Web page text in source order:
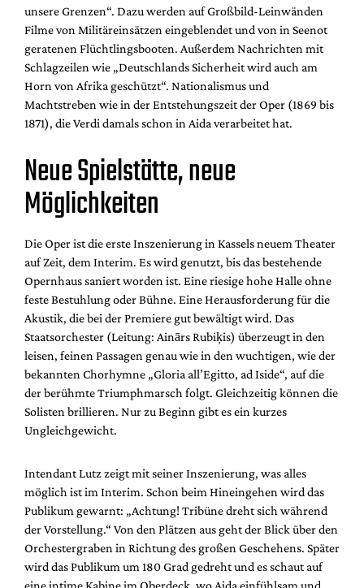
unsere Grenzen“. Dazu werden auf Großbild-Leinwänden
Filme von Militäreinsätzen eingeblendet und von in Seenot
geratenen Flüchtlingsbooten. Außerdem Nachrichten mit
Schlagzeilen wie „Deutschlands Sicherheit wird auch am
Horn von Afrika geschützt“. Nationalismus und
Machtstreben wie in der Entstehungszeit der Oper (1869 bis
1871), die Verdi damals schon in Aida verarbeitet hat.
Neue Spielstätte, neue
Möglichkeiten
Die Oper ist die erste Inszenierung in Kassels neuem Theater
auf Zeit, dem Interim. Es wird genutzt, bis das bestehende
Opernhaus saniert worden ist. Eine riesige hohe Halle ohne
feste Bestuhlung oder Bühne. Eine Herausforderung für die
Akustik, die bei der Premiere gut bewältigt wird. Das
Staatsorchester (Leitung: Ainārs Rubiķis) überzeugt in den
leisen, feinen Passagen genau wie in den wuchtigen, wie der
bekannten Chorhymne „Gloria all’Egitto, ad Iside“, auf die
der berühmte Triumphmarsch folgt. Gleichzeitig können die
Solisten brillieren. Nur zu Beginn gibt es ein kurzes
Ungleichgewicht.
Intendant Lutz zeigt mit seiner Inszenierung, was alles
möglich ist im Interim. Schon beim Hineingehen wird das
Publikum gewarnt: „Achtung! Tribüne dreht sich während
der Vorstellung.“ Von den Plätzen aus geht der Blick über den
Orchestergraben in Richtung des großen Geschehens. Später
wird das Publikum um 180 Grad gedreht und es schaut auf
eine intime Kabine im Oberdeck, wo Aida einfühlsam und